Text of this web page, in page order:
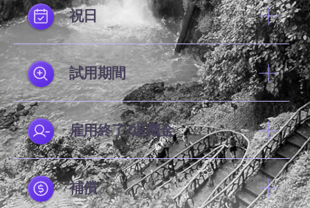
祝日
試用期間
雇用終了/退職金
補償